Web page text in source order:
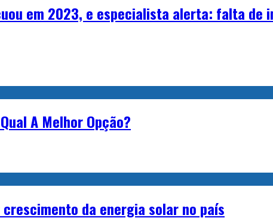
em 2023, e especialista alerta: falta de
A Melhor Opção?
da energia solar no país